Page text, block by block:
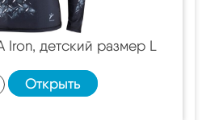
Iron, детский размер L
Открыть